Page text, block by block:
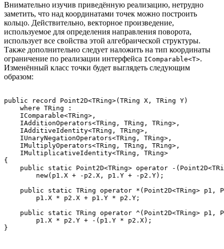
Внимательно изучив приведённую реализацию, нетрудно
заметить, что над координатами точек можно построить
кольцо. Действительно, векторное произведение,
используемое для определения направления поворота,
использует все свойства этой алгебраической структуры.
Также дополнительно следует наложить на тип координаты
ограничение по реализации интерфейса IComparable<T>.
Изменённый класс точки будет выглядеть следующим
образом:
public record Point2D<TRing>(TRing X, TRing Y)
    where TRing :
    IComparable<TRing>,
    IAdditionOperators<TRing, TRing, TRing>,
    IAdditiveIdentity<TRing, TRing>,
    IUnaryNegationOperators<TRing, TRing>,
    IMultiplyOperators<TRing, TRing, TRing>,
    IMultiplicativeIdentity<TRing, TRing>
{
public static Point2D<TRing> operator -
        new(p1.X + -p2.X, p1.Y + -p2.Y);
public static TRing operator *(Point2D<TRing> p1,
        p1.X * p2.X + p1.Y * p2.Y;
public static TRing operator ^(Point2D<TRing> p1,
        p1.X * p2.Y + -(p1.Y * p2.X);